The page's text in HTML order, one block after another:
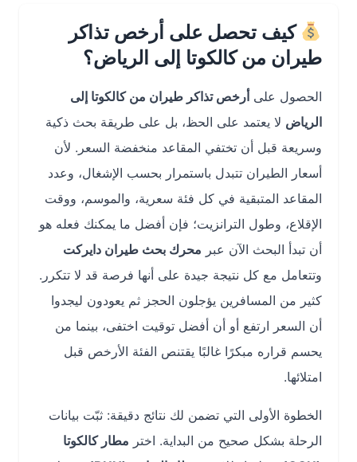
كيف تحصل على أرخص تذاكر
طيران من كالكوتا إلى الرياض؟
الحصول علىأرخص تذاكر طيران من كالكوتا إلى
الرياضلا يعتمد على الحظ، بل على طريقة بحث ذكية
وسريعة قبل أن تختفي المقاعد منخفضة السعر. لأن
أسعار الطيران تتبدل باستمرار بحسب الإشغال، وعدد
المقاعد المتبقية في كل فئة سعرية، والموسم، ووقت
الإقلاع، وطول الترانزيت؛ فإن أفضل ما يمكنك فعله هو
أن تبدأ البحث الآن عبرمحرك بحث طيران دايركت
وتتعامل مع كل نتيجة جيدة على أنها فرصة قد لا تتكرر.
كثير من المسافرين يؤجلون الحجز ثم يعودون ليجدوا
أن السعر ارتفع أو أن أفضل توقيت اختفى، بينما من
يحسم قراره مبكرًا غالبًا يقتنص الفئة الأرخص قبل
امتلائها.
الخطوة الأولى التي تضمن لك نتائج دقيقة: ثبّت بيانات
الرحلة بشكل صحيح من البداية. اخترمطار كالكوتا